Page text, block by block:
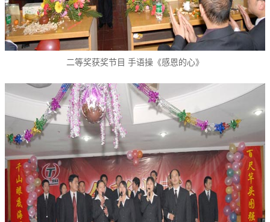
二等奖获奖节目 手语操《感恩的心》